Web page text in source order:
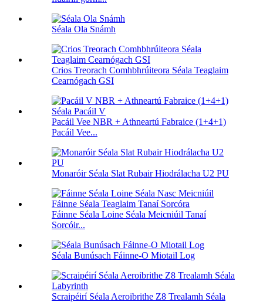
Séala Ola Snámh
Crios Treorach Comhbhrúiteora Séala Teaglaim
Cearnógach GSI
Pacáil Vee NBR + Athneartú Fabraice (1+4+1)
Pacáil Vee...
Monaróir Séala Slat Rubair Hiodrálacha U2 PU
Fáinne Séala Loine Séala Meicniúil Tanaí
Sorcóir...
Séala Bunúsach Fáinne-O Miotail Log
Scraipéirí Séala Aeroibrithe Z8 Trealamh Séala